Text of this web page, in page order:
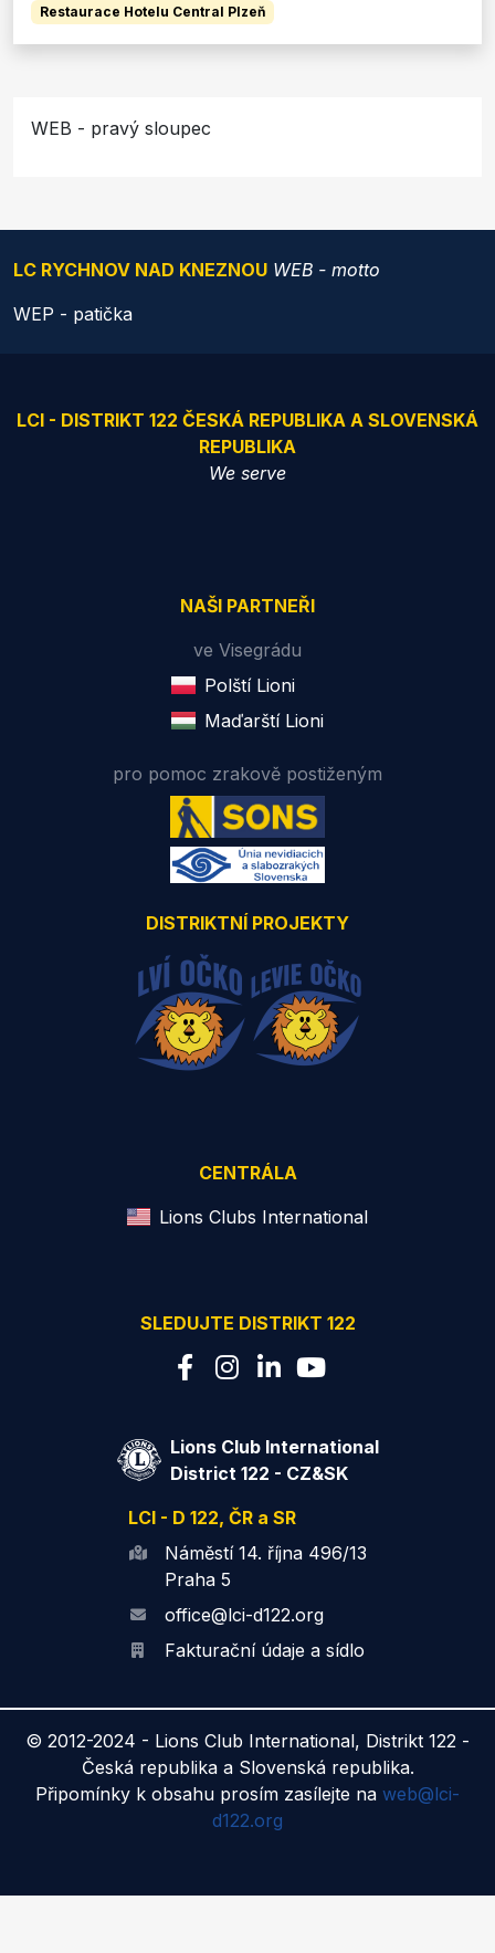
Restaurace Hotelu Central Plzeň
WEB - pravý sloupec
LC RYCHNOV NAD KNEZNOU WEB - motto
WEP - patička
LCI - DISTRIKT 122 ČESKÁ REPUBLIKA A SLOVENSKÁ
REPUBLIKA
We serve
NAŠI PARTNEŘI
ve Visegrádu
Polští Lioni
Maďarští Lioni
pro pomoc zrakově postiženým
DISTRIKTNÍ PROJEKTY
CENTRÁLA
Lions Clubs International
SLEDUJTE DISTRIKT 122
Lions Club International
District 122 - CZ&SK
LCI - D 122, ČR a SR
Náměstí 14. října 496/13
Praha 5
office@lci-d122.org
Fakturační údaje a sídlo
© 2012-2024 - Lions Club International, Distrikt 122 -
Česká republika a Slovenská republika.
Připomínky k obsahu prosím zasílejte na web@lci-
d122.org